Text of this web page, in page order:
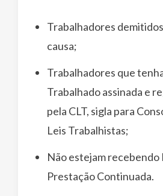
Trabalhadores
causa;
Trabalhadores que
Trabalhado assinada e
pela CLT, sigla para
Leis Trabalhistas;
Não estejam
Prestação Continuada.